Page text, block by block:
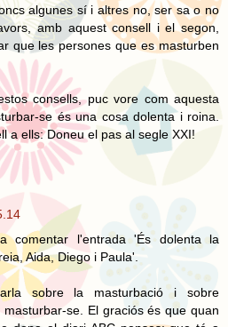
algunes sí i altres no, ser sa o no
amb aquest consell i el segon,
que les persones que es masturben
consells, puc vore com aquesta
se és una cosa dolenta i roina.
a ells: Doneu el pas al segle XXI!
comentar l'entrada 'És dolenta la
Aida, Diego i Paula'.
sobre la masturbació i sobre
se. El graciós és que quan